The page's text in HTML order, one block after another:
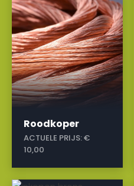
Roodkoper
ACTUELE PRIJS:€
10,00